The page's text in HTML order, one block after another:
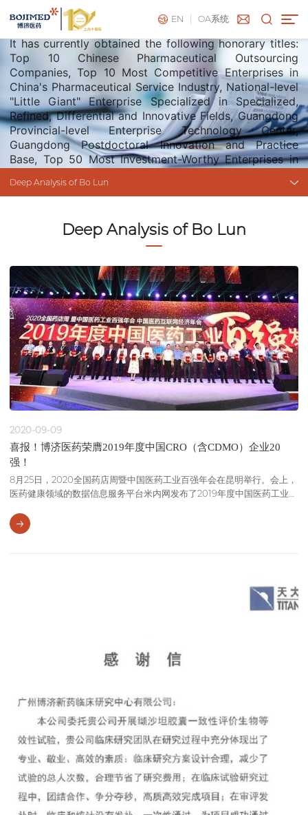
EN OA系统
Deep Analysis of Bo Lun
It has currently obtained the following honorary titles:
Top 10 Chinese Pharmaceutical Outsourcing
Companies, Top 10 Most Competitive Enterprises in
China's Pharmaceutical Service Industry, National-level
"Little Giant" Enterprise Specialized in Specialized,
Refined, Differential and Innovative Fields, Guangdong
Provincial-level Enterprise Technology Center,
Guangdong Postdoctoral Innovation and Practice
Base, Top 50 Most Investment-Worthy Enterprises in
of China Pharmaceutical Quality Management
Deep Analysis of Bo Lun
Deep Analysis of Bo Lun
2020-09-09
喜报！博济医药荣膺2019年度中国CRO（含CDMO）企业20
强！
8月25日，2020全国药店周暨中国医药工业百强年会在昆明举行。会上，
医药健康领域的数据信息服务平台米内网发布了2019年度中国医药工业百
企业TOP20排行榜。